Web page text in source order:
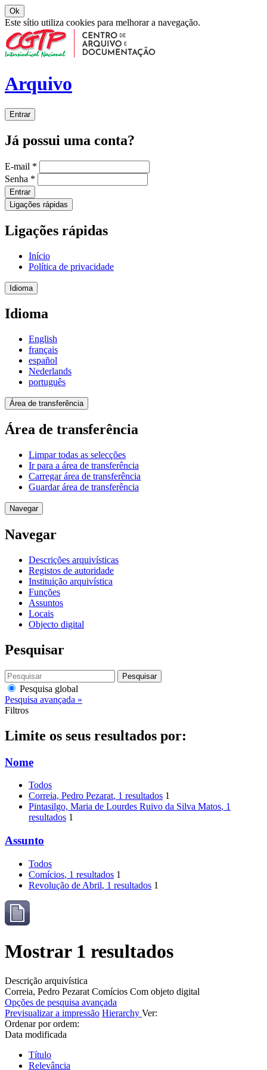
Ok
Este sítio utiliza cookies para melhorar a navegação.
Arquivo
Entrar
Já possui uma conta?
E-mail *
Senha *
Entrar
Ligações rápidas
Ligações rápidas
Início
Política de privacidade
Idioma
Idioma
English
français
español
Nederlands
português
Área de transferência
Área de transferência
Limpar todas as selecções
Ir para a área de transferência
Carregar área de transferência
Guardar área de transferência
Navegar
Navegar
Descrições arquivísticas
Registos de autoridade
Instituição arquivística
Funções
Assuntos
Locais
Objecto digital
Pesquisar
Pesquisar
Pesquisa global
Pesquisa avançada »
Filtros
Limite os seus resultados por:
Nome
Todos
Correia, Pedro Pezarat, 1 resultados 1
Pintasilgo, Maria de Lourdes Ruivo da Silva Matos, 1
resultados 1
Assunto
Todos
Comícios, 1 resultados 1
Revolução de Abril, 1 resultados 1
Mostrar 1 resultados
Descrição arquivística
Correia, Pedro Pezarat Comícios Com objeto digital
Opções de pesquisa avançada
Previsualizar a impressão Hierarchy Ver:
Ordenar por ordem:
Data modificada
Título
Relevância